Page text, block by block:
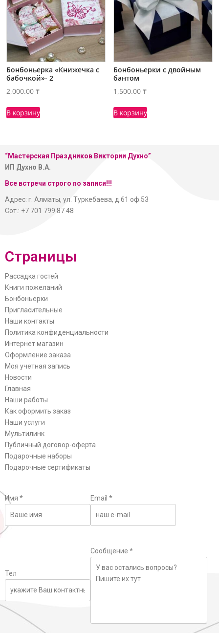
Бонбоньерка «Книжечка с
бабочкой»- 2
2,000.00₸
В корзину
Бонбоньерки с двойным
бантом
1,500.00₸
В корзину
“Мастерская Праздников Виктории Духно”
ИП Духно В.А.
Все встречи строго по записи!!!
Адрес: г. Алматы, ул. Туркебаева, д.61 оф.53
Сот.: +7 701 799 87 48
Страницы
Рассадка гостей
Книги пожеланий
Бонбоньерки
Пригласительные
Наши контакты
Политика конфиденциальности
Интернет магазин
Оформление заказа
Моя учетная запись
Новости
Главная
Наши работы
Как оформить заказ
Наши услуги
Мультилинк
Публичный договор-оферта
Подарочные наборы
Подарочные сертификаты
Имя * Email *
Тел
Сообщение *